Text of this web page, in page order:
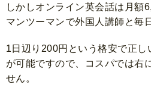
しかしオンライン英会話は月額
マンツーマンで外国人講師と毎
1日辺り200円という格安で正し
が可能ですので、コスパでは右
せん。